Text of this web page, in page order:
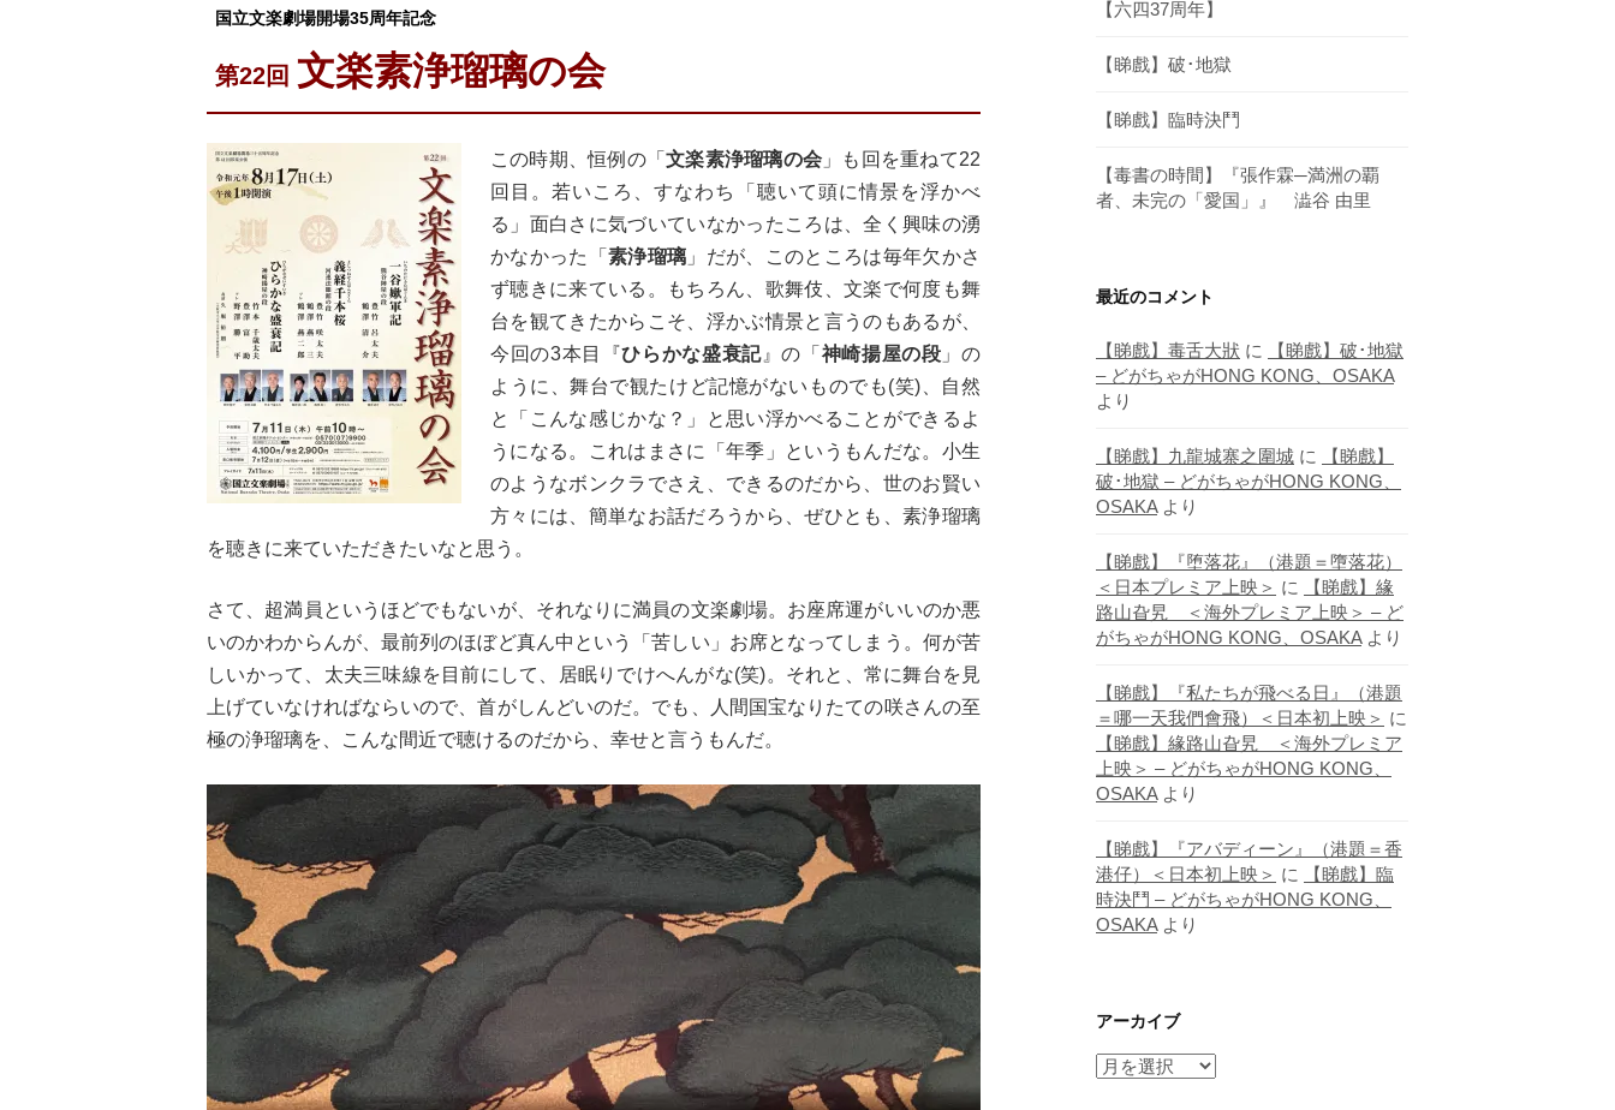
国立文楽劇場開場35周年記念
第22回 文楽素浄瑠璃の会
この時期、恒例の「文楽素浄瑠璃の会 」も回を重ねて22
回目。若いころ、すなわち「聴いて頭に情景を浮かべ
る」面白さに気づいていなかったころは、全く興味の湧
かなかった「 素浄瑠璃 」だが、このところは毎年欠かさ
ず聴きに来ている。もちろん、歌舞伎、文楽で何度も舞
台を観てきたからこそ、浮かぶ情景と言うのもあるが、
今回の3本目『ひらかな盛衰記』の「 神崎揚屋の段 」の
ように、舞台で観たけど記憶がないものでも(笑)、自然
と「こんな感じかな？」と思い浮かべることができるよ
うになる。これはまさに「年季」というもんだな。小生
のようなボンクラでさえ、できるのだから、世のお賢い
方々には、簡単なお話だろうから、ぜひとも、素浄瑠璃
を聴きに来ていただきたいなと思う。
さて、超満員というほどでもないが、それなりに満員の文楽劇場。お座席運がいいのか悪
いのかわからんが、最前列のほぼど真ん中という「苦しい」お席となってしまう。何が苦
しいかって、太夫三味線を目前にして、居眠りでけへんがな(笑)。それと、常に舞台を見
上げていなければならいので、首がしんどいのだ。でも、人間国宝なりたての咲さんの至
極の浄瑠璃を、こんな間近で聴けるのだから、幸せと言うもんだ。
【六四37周年】
【睇戲】破･地獄
【睇戲】臨時決鬥
【毒書の時間】『張作霖─満洲の覇
者、未完の「愛国」』 澁谷 由里
最近のコメント
【睇戲】毒舌大狀 に
【睇戲】破･地獄
– どがちゃがHONG KONG、OSAKA
より
【睇戲】九龍城寨之圍城 に
【睇戲】
破･地獄 – どがちゃがHONG KONG、
OSAKAより
【睇戲】『堕落花』（港題＝墮落花）
＜日本プレミア上映＞ に
【睇戲】緣
路山旮旯 ＜海外プレミア上映＞ – ど
がちゃがHONG KONG、OSAKAより
【睇戲】『私たちが飛べる日』（港題
＝哪一天我們會飛）＜日本初上映＞ に
【睇戲】緣路山旮旯 ＜海外プレミア
上映＞ – どがちゃがHONG KONG、
OSAKAより
【睇戲】『アバディーン』（港題＝香
港仔）＜日本初上映＞ に
【睇戲】臨
時決鬥 – どがちゃがHONG KONG、
OSAKAより
アーカイブ
ア